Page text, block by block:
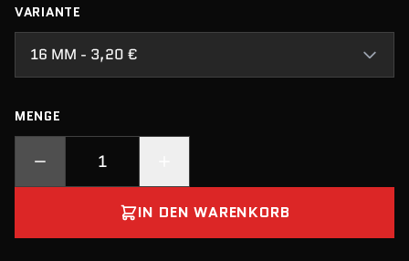
VARIANTE
16 MM - 3,20 €
MENGE
IN DEN WARENKORB